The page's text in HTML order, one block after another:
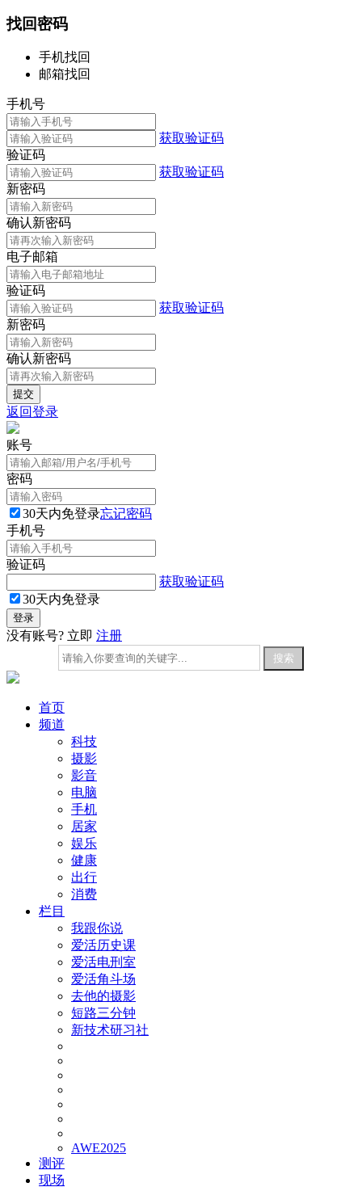
找回密码
手机找回
邮箱找回
手机号
获取验证码
验证码
获取验证码
新密码
确认新密码
电子邮箱
验证码
获取验证码
新密码
确认新密码
返回登录
账号
密码
30天内免登录忘记密码
手机号
验证码
获取验证码
30天内免登录
没有账号? 立即 注册
首页
频道
科技
摄影
影音
电脑
手机
居家
娱乐
健康
出行
消费
栏目
我跟你说
爱活历史课
爱活电刑室
爱活角斗场
去他的摄影
短路三分钟
新技术研习社
AWE2025
测评
现场